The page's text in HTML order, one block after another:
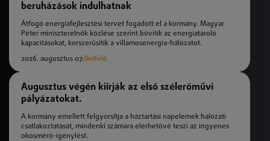
beruházások indulhatnak
Átfogó energiafejlesztési tervet fogadott el a kormány. Magyar
Péter miniszterelnök közlése szerint bővítik az energiatároló
kapacitásokat, korszerűsítik a villamosenergia-hálózatot.
2026. augusztus 07.Belföld
Augusztus végén kiírják az első szélerőművi
pályázatokat.
A kormány emellett felgyorsítja a háztartási napelemek hálózati
csatlakoztatását, mindenki számára elérhetővé teszi az ingyenes
okosmérő-igénylést.